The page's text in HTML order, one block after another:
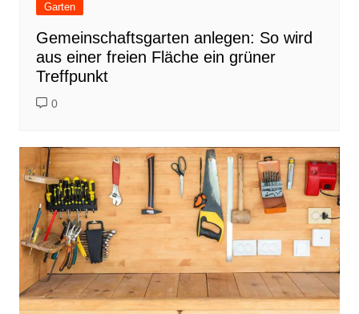
Garten
Gemeinschaftsgarten anlegen: So wird
aus einer freien Fläche ein grüner
Treffpunkt
0